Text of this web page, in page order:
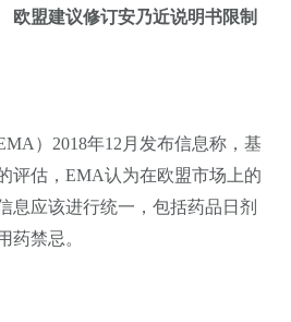
欧盟建议修订安乃近说明书限制
）2018年12月发布信息称，基
评估，EMA认为在欧盟市场上的
息应该进行统一，包括药品日剂
药禁忌。